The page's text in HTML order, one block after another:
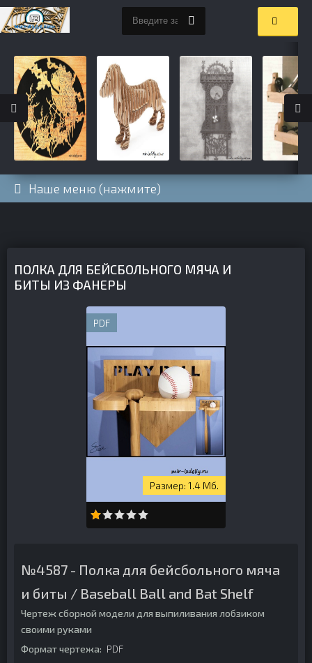
Наше меню (нажмите)
ПОЛКА ДЛЯ БЕЙСБОЛЬНОГО МЯЧА И
БИТЫ ИЗ ФАНЕРЫ
PDF
1.4 Мб.
№4587 - Полка для бейсбольного мяча
и биты / Baseball Ball and Bat Shelf
Чертеж сборной модели для выпиливания лобзиком
своими руками
Формат чертежа: PDF